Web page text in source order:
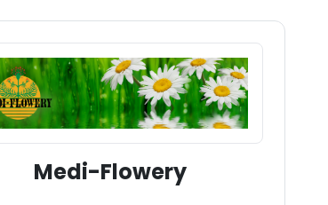
Medi-Flowery